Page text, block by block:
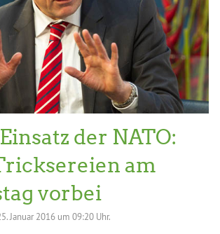
der NATO:
am
vorbei
Januar 2016 um 09:20 Uhr.